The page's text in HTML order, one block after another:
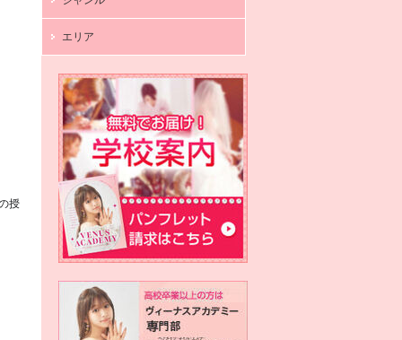
授
エリア